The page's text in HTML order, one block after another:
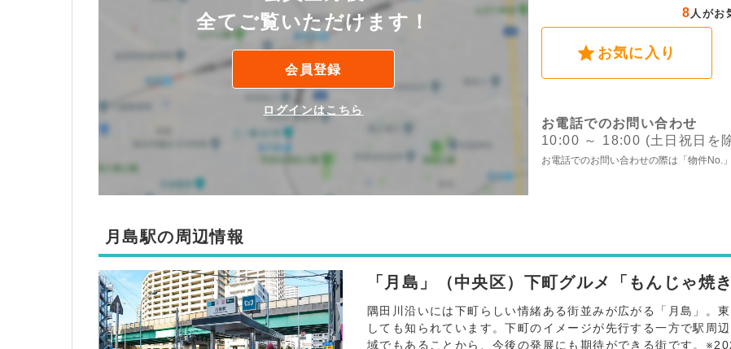
全てご覧いただけます！
会員登録
ログインはこちら
8人がお
お気に入り
お電話でのお問い合わせ
10:00 ～ 18:00 (土日祝日を
お電話でのお問い合わせの際は「物件No.
月島駅の周辺情報
「月島」（中央区）下町グルメ「もんじゃ焼
隅田川沿いには下町らしい情緒ある街並みが広がる「月島」。
しても知られています。下町のイメージが先行する一方で駅周
域でもあることから、今後の発展にも期待ができる街です。